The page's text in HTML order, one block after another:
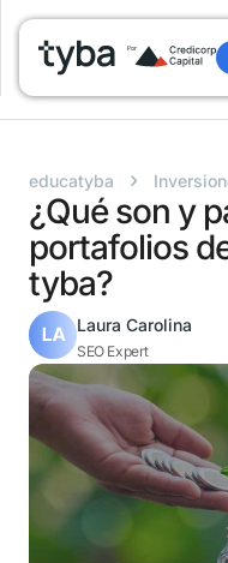
educatyba ›
¿Qué son y
portafolios
tyba?
Laura Carolina
SEO Expert